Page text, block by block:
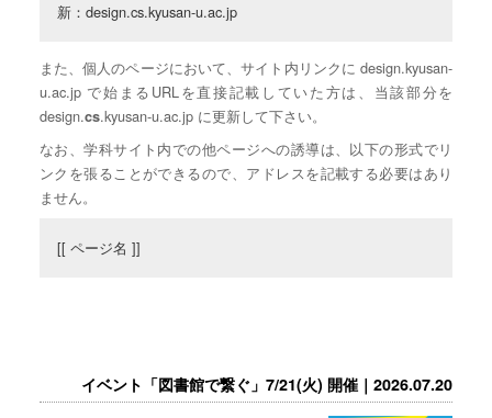
新：design.cs.kyusan-u.ac.jp
また、個人のページにおいて、サイト内リンクに design.kyusan-
u.ac.jp で始まるURLを直接記載していた方は、当該部分を
design.cs.kyusan-u.ac.jp に更新して下さい。
なお、学科サイト内での他ページへの誘導は、以下の形式でリ
ンクを張ることができるので、アドレスを記載する必要はあり
ません。
[[ ページ名 ]]
イベント「図書館で繋ぐ」7/21(火) 開催｜2026.07.20